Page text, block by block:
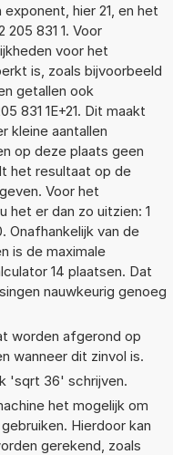
hier 21, en het
205 831 1. Voor
voor het
is, zoals bijvoorbeeld
getallen ook
831 1E+21. Dit maakt
kleine aantallen
op deze plaats geen
het resultaat op de
Voor het
het er dan zo uitzien: 1
Onafhankelijk van de
is de maximale
14 plaatsen. Dat
nauwkeurig genoeg
worden afgerond op
wanneer dit zinvol is.
'sqrt 36' schrijven.
het mogelijk om
Hierdoor kan
gerekend, zoals